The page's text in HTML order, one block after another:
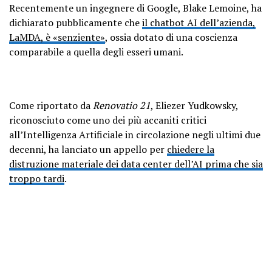
Recentemente un ingegnere di Google, Blake Lemoine, ha
dichiarato pubblicamente cheil chatbot AI dell’azienda,
LaMDA, è «senziente», ossia dotato di una coscienza
comparabile a quella degli esseri umani.
Come riportato daRenovatio 21, Eliezer Yudkowsky,
riconosciuto come uno dei più accaniti critici
all’Intelligenza Artificiale in circolazione negli ultimi due
decenni, ha lanciato un appello per chiedere la
distruzione materiale dei data center dell’AI prima che sia
troppo tardi.